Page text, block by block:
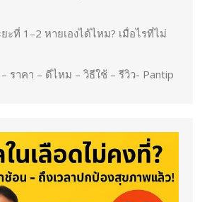
ะที่ 1–2 หายเองได้ไหม? เมื่อไรที่ไม่
ราคา – ดีไหม – วิธีใช้ – รีวิว- Pantip